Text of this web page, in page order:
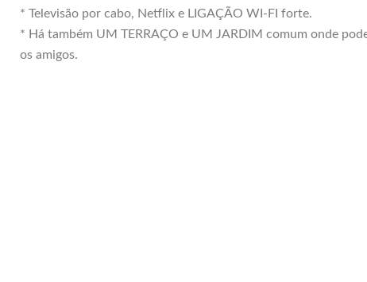
* Televisão por cabo, Netflix e LIGAÇÃO WI-FI forte.
* Há também UM TERRAÇO e UM JARDIM comum onde
os amigos.